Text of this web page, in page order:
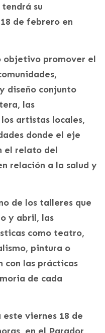
su
de febrero en
objetivo promover el
diseño conjunto
las
artistas locales,
donde el eje
el relato del
relación a la salud y
de los talleres que
y abril, las
como teatro,
pintura o
con las prácticas
de cada
viernes 18 de